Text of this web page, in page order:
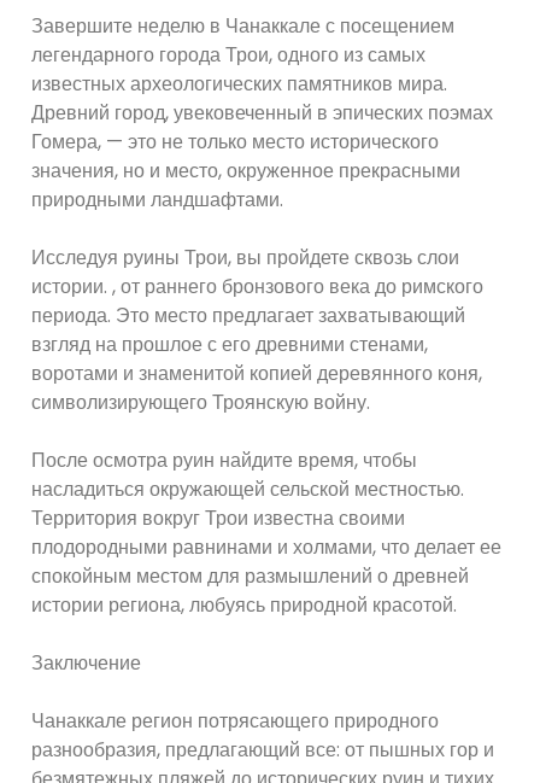
Завершите неделю в Чанаккале с посещением
легендарного города Трои, одного из самых
известных археологических памятников мира.
Древний город, увековеченный в эпических поэмах
Гомера, — это не только место исторического
значения, но и место, окруженное прекрасными
природными ландшафтами.
Исследуя руины Трои, вы пройдете сквозь слои
истории. , от раннего бронзового века до римского
периода. Это место предлагает захватывающий
взгляд на прошлое с его древними стенами,
воротами и знаменитой копией деревянного коня,
символизирующего Троянскую войну.
После осмотра руин найдите время, чтобы
насладиться окружающей сельской местностью.
Территория вокруг Трои известна своими
плодородными равнинами и холмами, что делает ее
спокойным местом для размышлений о древней
истории региона, любуясь природной красотой.
Заключение
Чанаккале регион потрясающего природного
разнообразия, предлагающий все: от пышных гор и